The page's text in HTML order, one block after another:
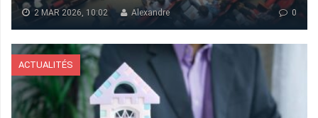
2 MAR 2026, 10:02 0
Alexandre
ACTUALITÉS